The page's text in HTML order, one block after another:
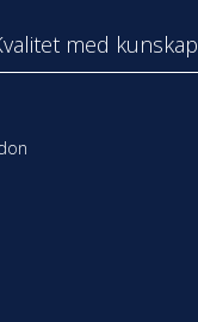
med kunskap